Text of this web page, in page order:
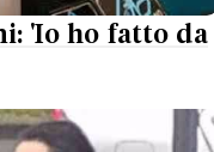
'Io ho fatto da